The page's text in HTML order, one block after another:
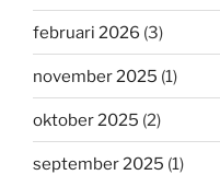
februari 2026 (3)
november 2025 (1)
oktober 2025 (2)
september 2025 (1)